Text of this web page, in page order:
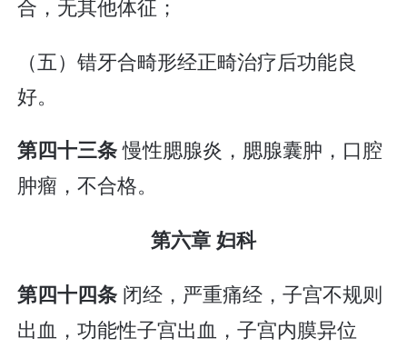
合，无其他体征；
（五）错牙合畸形经正畸治疗后功能良
好。
第四十三条慢性腮腺炎，腮腺囊肿，口腔
肿瘤，不合格。
第六章 妇科
第四十四条 闭经，严重痛经，子宫不规则
出血，功能性子宫出血，子宫内膜异位